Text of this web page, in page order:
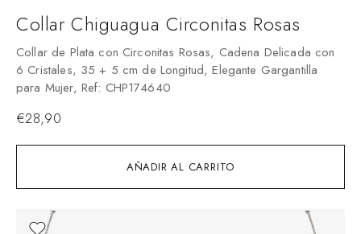
AÑADIR AL CARRITO
Collar Chiguagua Circonitas Rosas
Collar de Plata con Circonitas Rosas, Cadena Delicada con
6 Cristales, 35 + 5 cm de Longitud, Elegante Gargantilla
para Mujer, Ref: CHP174640
€28,90